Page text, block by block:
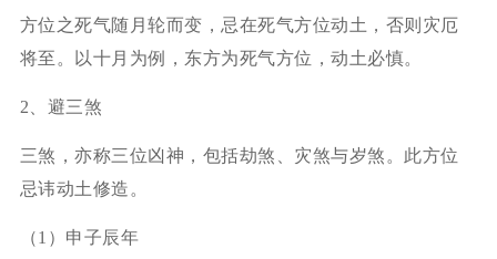
方位之死气随月轮而变，忌在死气方位动土，否则灾厄
将至。以十月为例，东方为死气方位，动土必慎。
2、避三煞
三煞，亦称三位凶神，包括劫煞、灾煞与岁煞。此方位
忌讳动土修造。
（1）申子辰年